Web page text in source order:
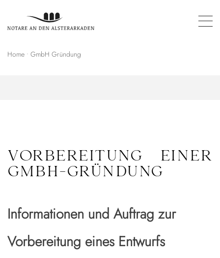
Home • GmbH Gründung
VORBEREITUNG EINER
GMBH-GRÜNDUNG
Informationen und Auftrag zur
Vorbereitung eines Entwurfs